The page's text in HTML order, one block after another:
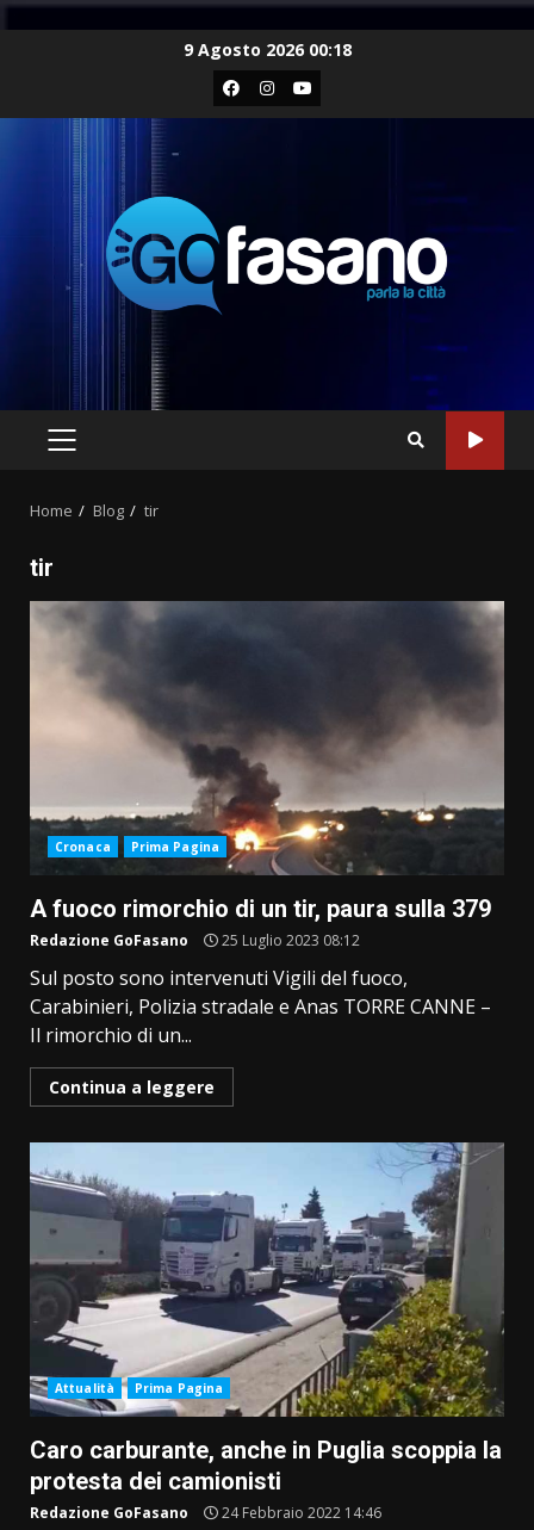
9 Agosto 2026 00:18
Facebook
Instagram
Youtube
PRIMARY
Home Blog tir
tir
Cronaca Prima Pagina
A fuoco rimorchio di un tir, paura sulla 379
Redazione GoFasano 25 Luglio 2023 08:12
Sul posto sono intervenuti Vigili del fuoco,
Carabinieri, Polizia stradale e Anas TORRE CANNE –
Il rimorchio di un...
Continua a leggere
Attualità Prima Pagina
Caro carburante, anche in Puglia scoppia la
protesta dei camionisti
Redazione GoFasano 24 Febbraio 2022 14:46